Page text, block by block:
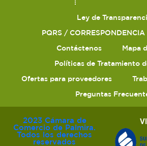
Ley de
PQRS / CORRESPONDENCIA
Contáctenos
Mapa
Políticas de Tratamiento
Ofertas para proveedores
Preguntas
2023 Cámara de
Comercio de Palmira.
Todos los derechos
reservados